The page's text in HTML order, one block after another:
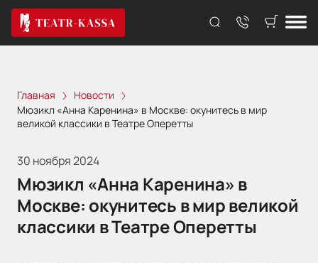
Главная
Новости
Мюзикл «Анна Каренина» в Москве: окунитесь в мир
великой классики в Театре Оперетты
30 ноября 2024
Мюзикл «Анна Каренина» в
Москве: окунитесь в мир великой
классики в Театре Оперетты